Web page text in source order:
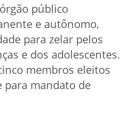
público
e autônomo,
para zelar pelos
e dos adolescentes.
membros eleitos
para mandato de